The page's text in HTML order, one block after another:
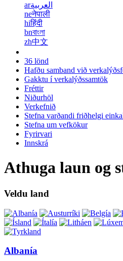
arالعربية
neनेपाली
hiहिंदी
bnবাংলা
zh中文
36 lönd
Hafðu samband við
Gakktu í verkalýðssamtök
Fréttir
Niðurhöl
Verkefnið
Stefna varðandi friðhelgi
Stefna um vefkökur
Fyrirvari
Innskrá
Athuga laun og
Veldu land
Albanía